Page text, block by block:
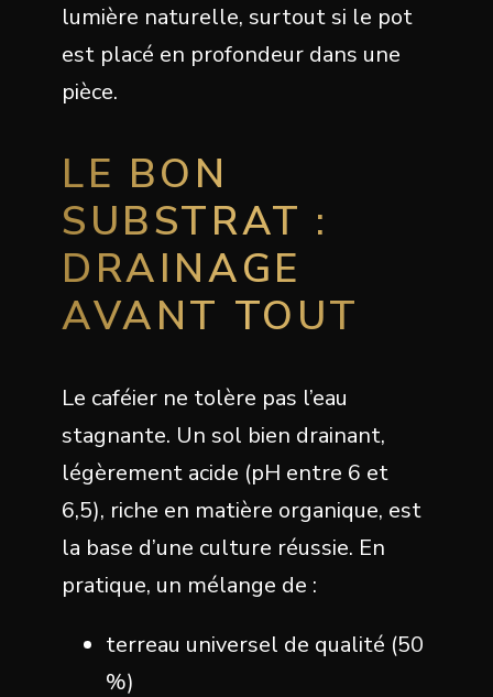
lumière naturelle, surtout si le pot
est placé en profondeur dans une
pièce.
LE BON
SUBSTRAT :
DRAINAGE
AVANT TOUT
Le caféier ne tolère pas l’eau
stagnante. Un sol bien drainant,
légèrement acide (pH entre 6 et
6,5), riche en matière organique, est
la base d’une culture réussie. En
pratique, un mélange de :
terreau universel de qualité (50
%)